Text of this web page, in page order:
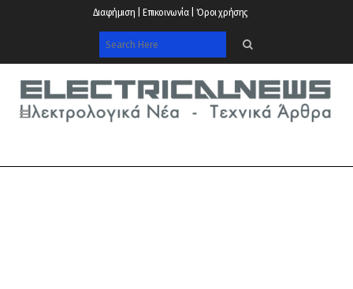
Διαφήμιση | Επικοινωνία | Όροι χρήσης